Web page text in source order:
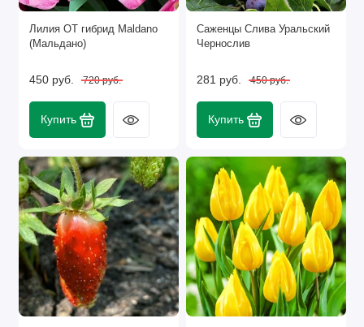
Лилия ОТ гибрид Maldano
(Мальдано)
450 руб. 720 руб.
Купить
Саженцы Слива Уральский
Чернослив
281 руб. 450 руб.
Купить